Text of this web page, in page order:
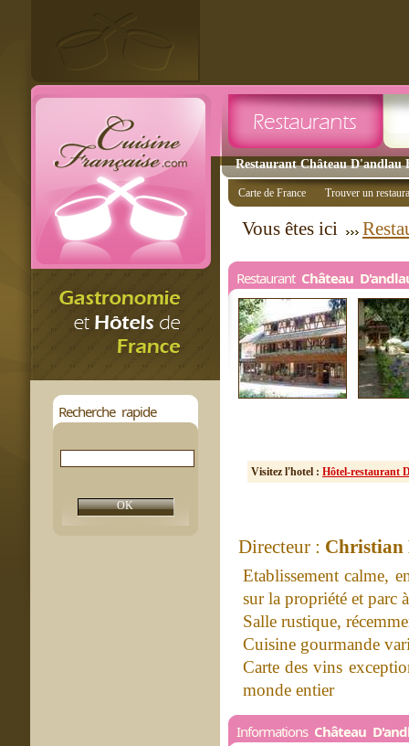
Restaurant Château D'andlau
Recherche rapide
Carte de France Trouver un
Vous êtes ici
Restaurant Château
Visitez l'hotel : Hôtel-restaurant
Directeur : Christian
Etablissement calme,
sur la propriété et parc
Salle rustique,
Cuisine gourmande
Carte des vins
monde entier
Informations Château